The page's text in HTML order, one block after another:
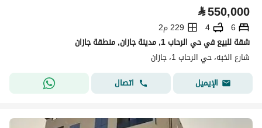
⃁550,000
6
4
229 م2
شقة للبيع في حي الرحاب 1, مدينة جازان, منطقة جازان
شارع الخبه، حي الرحاب 1، جازان
الإيميل
اتصال